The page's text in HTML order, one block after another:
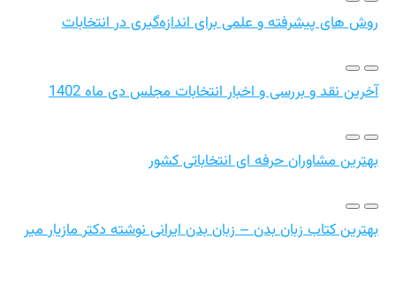
روش های پیشرفته و علمی برای اندازه‌گیری در انتخابات
آخرین نقد و بررسی و اخبار انتخابات مجلس دی ماه 1402
بهترین مشاوران حرفه ای انتخاباتی کشور
بهترین کتاب زبان بدن – زبان بدن ایرانی نوشته دکتر مازیار میر